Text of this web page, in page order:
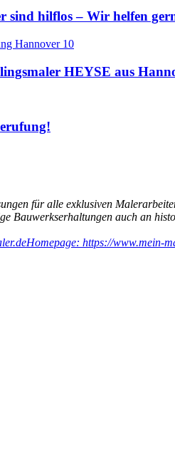
sind hilflos – Wir helfen
HEYSE aus
für alle exklusiven
Bauwerkserhaltungen auch an
Homepage: https://www.mein-